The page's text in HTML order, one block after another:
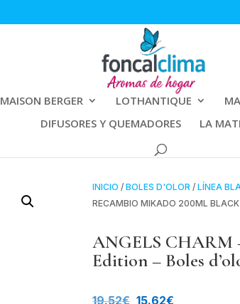
MAISON BERGER LOTHANTIQUE
DIFUSORES Y QUEMADORES
LA
INICIO /BOLES D'OLOR /LÍNEA
RECAMBIO MIKADO 200ML BLACK
ANGELS CHARM
Edition – Boles
19.52€ El
15.62€